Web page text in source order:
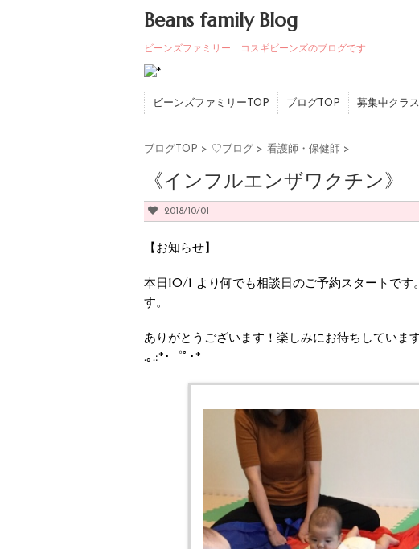
Beans family Blog
ビーンズファミリー コスギビーンズのブログです
ビーンズファミリーTOP ブログTOP 募集中クラス
ブログTOP > ♡ブログ > 看護師・保健師 >
《インフルエンザワクチン》
2018/10/01
【お知らせ】
本日10/1 より何でも相談日のご予約スタートです
す。
ありがとうございます！楽しみにお待ちしていま
.｡.:*･゜ﾟ･*